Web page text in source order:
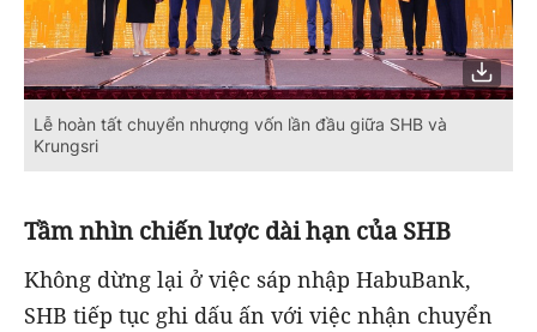
Lễ hoàn tất chuyển nhượng vốn lần đầu giữa SHB và
Krungsri
Tầmnhìn chiến lược dài hạn của SHB
Không dừng lại ở việc sáp nhập HabuBank,
SHB tiếp tục ghi dấu ấn với việc nhận chuyển